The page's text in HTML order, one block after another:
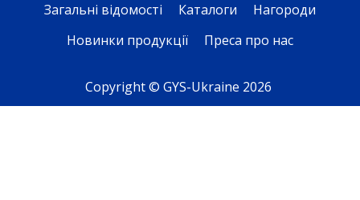
Загальні відомості
Каталоги
Нагороди
Новинки продукції
Преса про нас
Copyright © GYS-Ukraine 2026